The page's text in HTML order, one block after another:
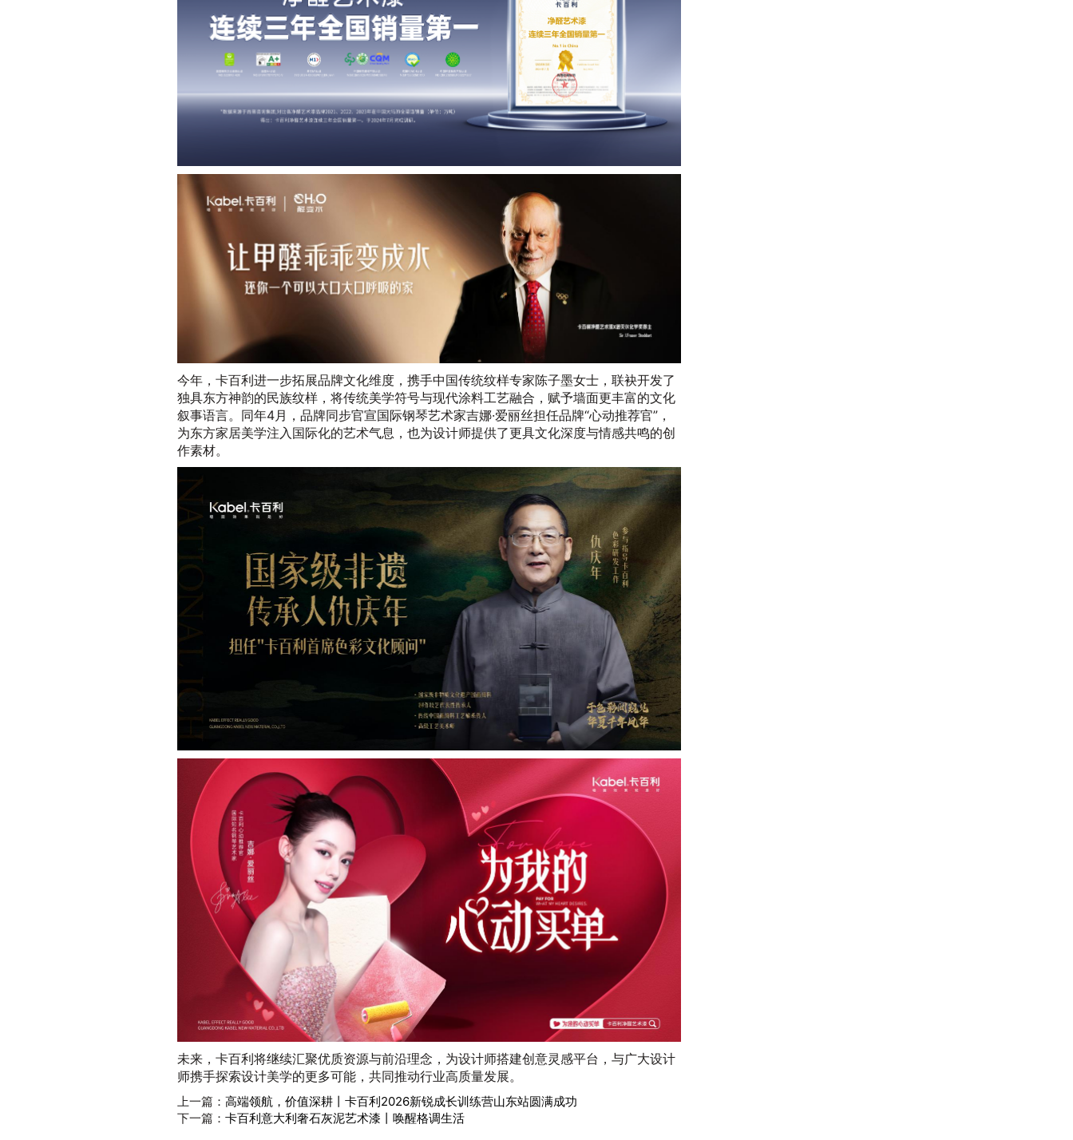
今年，卡百利进一步拓展品牌文化维度，携手中国传统纹样专家陈子墨女士，联袂开发了
独具东方神韵的民族纹样，将传统美学符号与现代涂料工艺融合，赋予墙面更丰富的文化
叙事语言。同年4月，品牌同步官宣国际钢琴艺术家吉娜·爱丽丝担任品牌“心动推荐官”，
为东方家居美学注入国际化的艺术气息，也为设计师提供了更具文化深度与情感共鸣的创
作素材。
未来，卡百利将继续汇聚优质资源与前沿理念，为设计师搭建创意灵感平台，与广大设计
师携手探索设计美学的更多可能，共同推动行业高质量发展。
上一篇： 高端领航，价值深耕丨卡百利2026新锐成长训练营山东站圆满成功
下一篇： 卡百利意大利奢石灰泥艺术漆丨唤醒格调生活